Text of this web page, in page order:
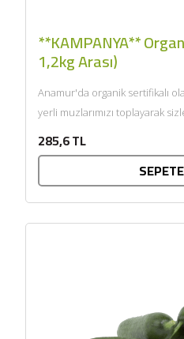
**KAMPANYA**
1,2kg Arası)
Anamur'da organik sertifikalı
yerli muzlarımızı toplayarak
285,6 TL